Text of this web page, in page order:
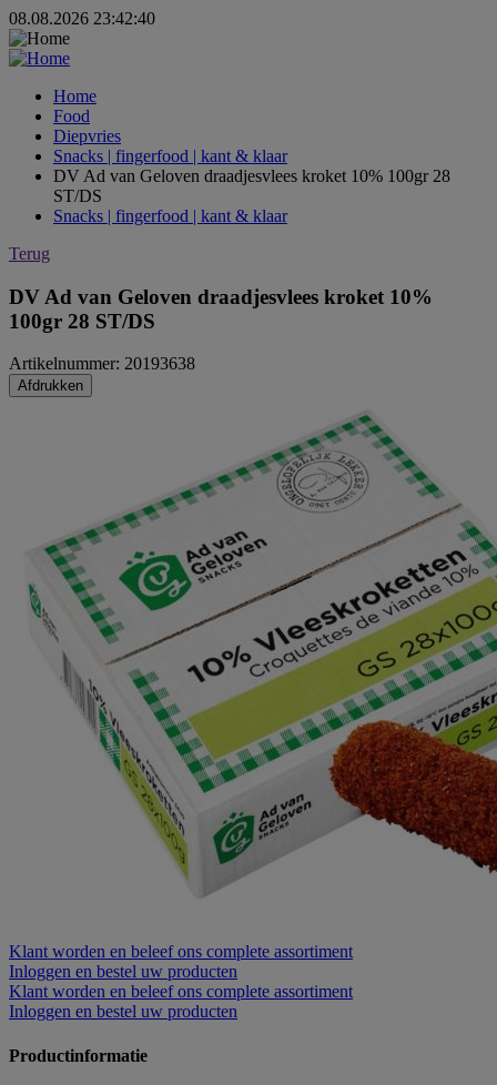
08.08.2026 23:42:40
Home
Food
Diepvries
Snacks | fingerfood | kant & klaar
DV Ad van Geloven draadjesvlees kroket 10% 100gr 28
ST/DS
Snacks | fingerfood | kant & klaar
Terug
DV Ad van Geloven draadjesvlees kroket 10%
100gr 28 ST/DS
Artikelnummer: 20193638
Afdrukken
Klant worden en beleef ons complete assortiment
Inloggen en bestel uw producten
Klant worden en beleef ons complete assortiment
Inloggen en bestel uw producten
Productinformatie